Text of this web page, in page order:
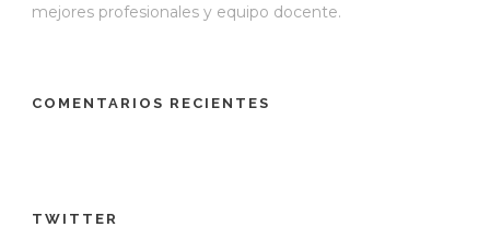
mejores profesionales y equipo docente.
COMENTARIOS RECIENTES
TWITTER